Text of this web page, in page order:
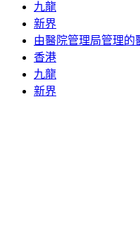
九龍
新界
由醫院管理局管理的
香港
九龍
新界